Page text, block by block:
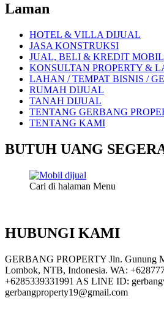
Laman
HOTEL & VILLA DIJUAL
JASA KONSTRUKSI
JUAL, BELI & KREDIT MOBIL
KONSULTAN PROPERTY &
LAHAN / TEMPAT BISNIS /
RUMAH DIJUAL
TANAH DIJUAL
TENTANG GERBANG
TENTANG KAMI
BUTUH UANG
Cari di halaman Menu
HUBUNGI KAMI
GERBANG PROPERTY Jln. Gunung
Lombok, NTB, Indonesia. WA:
+6285339331991 AS LINE ID:
gerbangproperty19@gmail.com